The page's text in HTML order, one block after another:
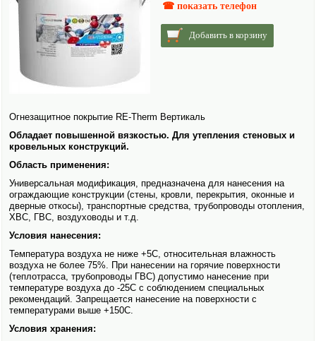
☎ показать телефон
Добавить в корзину
Огнезащитное покрытие RE-Therm Вертикаль
Обладает повышенной вязкостью. Для утепления стеновых и
кровельных конструкций.
Область применения:
Универсальная модификация, предназна­чена для нанесения на
ограждающие конструкции (стены, кровли, перекрытия, оконные и
дверные откосы), транспортные средства, трубопроводы отопления,
ХВС, ГВС, воздуховоды и т.д.
Условия нанесения:
Температура воздуха не ниже +5С, относительная влажность
воздуха не более 75%. При нанесении на горячие поверхности
(теплотрасса, трубопроводы ГВС) допустимо нанесение при
температуре воздуха до -25С с соблюдением специальных
рекомендаций. Запрещается нанесение на поверхности с
температурами выше +150С.
Условия хранения: